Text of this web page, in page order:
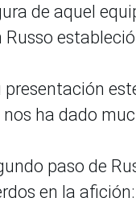
de aquel
Russo
presentación
nos ha dado
paso de
en la